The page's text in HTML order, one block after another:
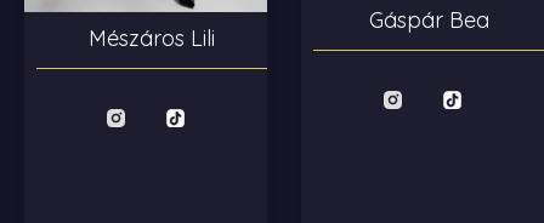
Mészáros Lili
Gáspár Bea